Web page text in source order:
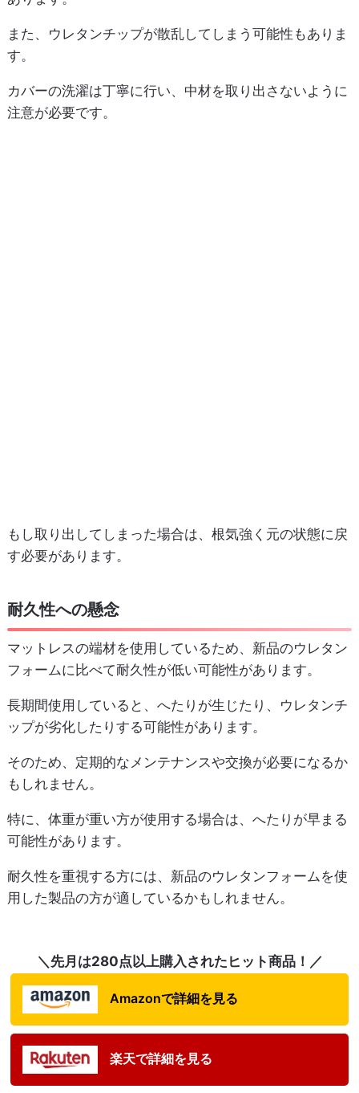
また、ウレタンチップが散乱してしまう可能性もありま
す。
カバーの洗濯は丁寧に行い、中材を取り出さないように
注意が必要です。
もし取り出してしまった場合は、根気強く元の状態に戻
す必要があります。
耐久性への懸念
マットレスの端材を使用しているため、新品のウレタン
フォームに比べて耐久性が低い可能性があります。
長期間使用していると、へたりが生じたり、ウレタンチ
ップが劣化したりする可能性があります。
そのため、定期的なメンテナンスや交換が必要になるか
もしれません。
特に、体重が重い方が使用する場合は、へたりが早まる
可能性があります。
耐久性を重視する方には、新品のウレタンフォームを使
用した製品の方が適しているかもしれません。
＼先月は280点以上購入されたヒット商品！／
Amazonで詳細を見る
楽天で詳細を見る